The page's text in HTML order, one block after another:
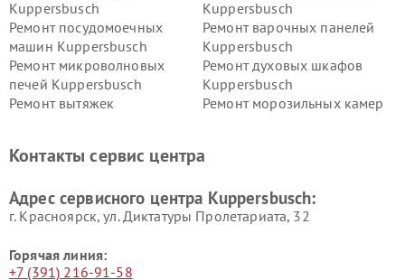
Kuppersbusch
Kuppersbusch
Ремонт посудомоечных
машин Kuppersbusch
Ремонт варочных панелей
Kuppersbusch
Ремонт микроволновых
печей Kuppersbusch
Ремонт духовых шкафов
Kuppersbusch
Ремонт вытяжек
Ремонт морозильных камер
Kuppersbusch
вакуумных упаковщиков
Ремонт сушильных машин Kuppersbusch
Контакты сервис центра
Адрес сервисного центра Kuppersbusch:
г. Красноярск, ул. Диктатуры Пролетариата, 32
Горячая линия:
+7 (391) 216-91-58